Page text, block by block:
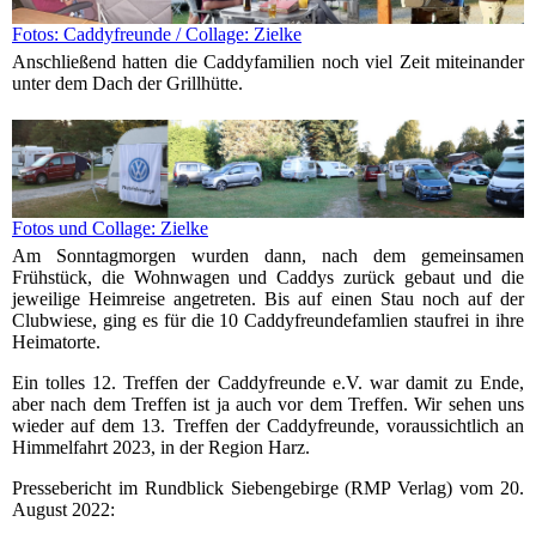
Fotos: Caddyfreunde / Collage: Zielke
Anschließend hatten die Caddyfamilien noch viel Zeit miteinander
unter dem Dach der Grillhütte.
Fotos und Collage: Zielke
Am Sonntagmorgen wurden dann, nach dem gemeinsamen
Frühstück, die Wohnwagen und Caddys zurück gebaut und die
jeweilige Heimreise angetreten. Bis auf einen Stau noch auf der
Clubwiese, ging es für die 10 Caddyfreundefamlien staufrei in ihre
Heimatorte.
Ein tolles 12. Treffen der Caddyfreunde e.V. war damit zu Ende,
aber nach dem Treffen ist ja auch vor dem Treffen.Wir sehen uns
wieder auf dem 13. Treffen der Caddyfreunde, voraussichtlich an
Himmelfahrt 2023, in der Region Harz.
Pressebericht im Rundblick Siebengebirge (RMP Verlag) vom 20.
August 2022: